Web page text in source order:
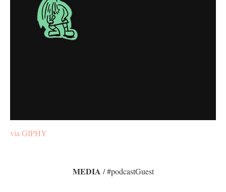
via GIPHY
MEDIA / #podcastGuest